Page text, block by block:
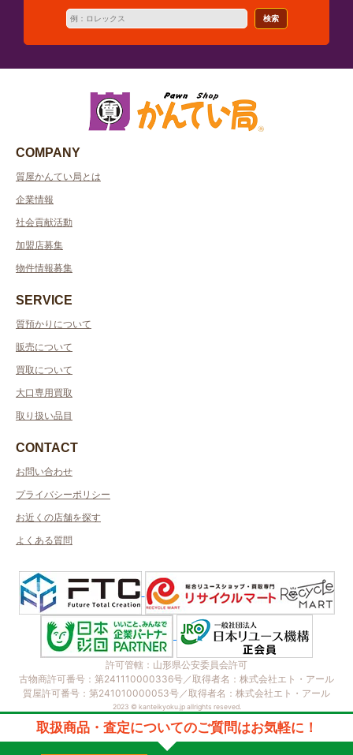
検索
COMPANY
質屋かんてい局とは
企業情報
社会貢献活動
加盟店募集
物件情報募集
SERVICE
質預かりについて
販売について
買取について
大口専用買取
取り扱い品目
CONTACT
お問い合わせ
プライバシーポリシー
お近くの店舗を探す
よくある質問
許可管轄：山形県公安委員会許可
古物商許可番号：第241110000336号／取得者名：株式会社エト・アール
質屋許可番号：第241010000053号／取得者名：株式会社エト・アール
2023 © kanteikyoku.jp allrights reseved.
取扱商品・査定についてのご質問はお気軽に！